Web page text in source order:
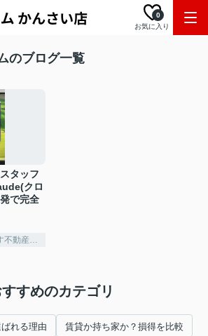
お気に入り
0
のブログ一覧
タッフ
クロ
で完全
すめのカテゴリ
れる理由 賃貸か持ち家か？損得を比較